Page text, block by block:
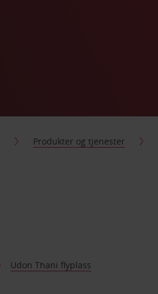
Produkter og tjenester
Udon Thani flyplass